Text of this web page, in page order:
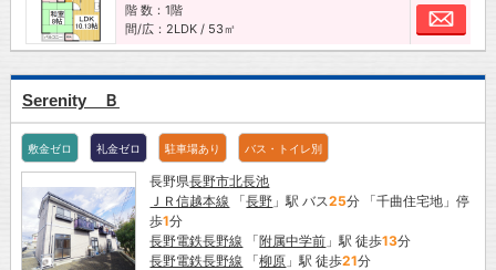
階 数：1階
間/広：2LDK / 53㎡
お
Serenity Ｂ
敷金ゼロ 礼金ゼロ 駐車場あり バス・トイレ別
長野県長野市北長池
ＪＲ信越本線 「長野 」駅 バス25分 「千曲住宅地」停
歩1分
長野電鉄長野線 「附属中学前 」駅 徒歩13分
長野電鉄長野線 「柳原 」駅 徒歩21分